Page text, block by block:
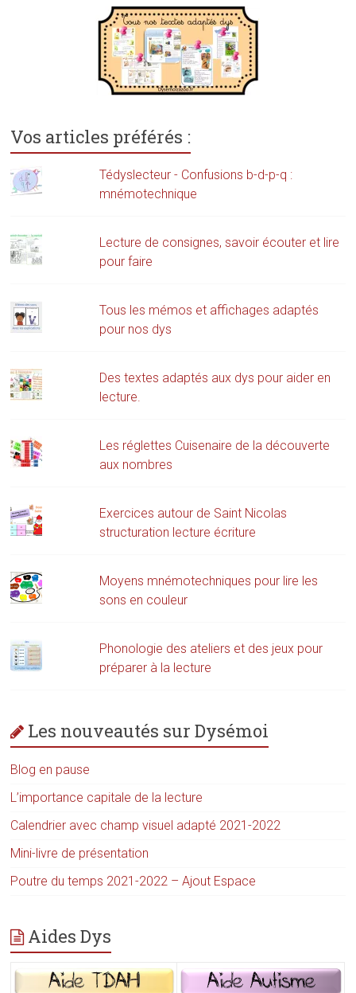
Vos articles préférés :
Tédyslecteur - Confusions b-d-p-q :
mnémotechnique
Lecture de consignes, savoir écouter et lire
pour faire
Tous les mémos et affichages adaptés
pour nos dys
Des textes adaptés aux dys pour aider en
lecture.
Les réglettes Cuisenaire de la découverte
aux nombres
Exercices autour de Saint Nicolas
structuration lecture écriture
Moyens mnémotechniques pour lire les
sons en couleur
Phonologie des ateliers et des jeux pour
préparer à la lecture
Les nouveautés sur Dysémoi
Blog en pause
L’importance capitale de la lecture
Calendrier avec champ visuel adapté 2021-2022
Mini-livre de présentation
Poutre du temps 2021-2022 – Ajout Espace
Aides Dys